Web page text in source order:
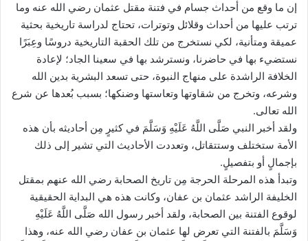
إن ما وقع من أحداث جسام في فتنة مقتل عثمان رضي الله عنه وما
ترتب عليها من أحداث وقلائل وتوترات، تحتاج لدراسة تاريخية بحثية
عميقة ومتأنية، لكي نستخرج من تلك الحقبة التاريخية دروسًا وعِبَرًا
نستضيء بها في حاضرنا، ونسترشد بها في سعينا الجاد؛ لإعادة
الخلافة الراشدة على منهاج النبوة، حتى تسعد البشرية بدين الله
وشرعه، وتخرج من شقاوتها وتعاستها وضنكها؛ بسبب بُعدها عن شرع
الله تعالى.
ولقد أخبر النبي صَلَّى اللَّهُ عَلَيْهِ وَسَلَّمَ في كثيرٍ مِن أحاديثه بأن هذه
الأمة ستختلف وستتقاتل، وتعددت الأحاديث التي تشير إلى ذلك
بإجمالٍ أو بتفصيلٍ.
وتبدأ هذه المرحلة الحرجة مِن تاريخ الصحابة رضي الله عنهم بمقتل
الخليفة الراشد عثمان بن عفان، وكانت هذه هي البداية الحقيقية
لوقوع الفتنة بين الصحابة، ولقد أخبر رسول الله صَلَّى اللَّهُ عَلَيْهِ
وَسَلَّمَ بالفتنة التي تعرض لها عثمان بن عفان رضي الله عنه، وهذا